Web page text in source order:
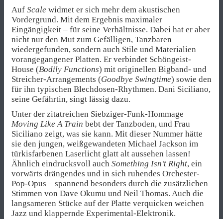
Auf Scale widmet er sich mehr dem akustischen
Vordergrund. Mit dem Ergebnis maximaler
Eingängigkeit – für seine Verhältnisse. Dabei hat er aber
nicht nur den Mut zum Gefälligen, Tanzbaren
wiedergefunden, sondern auch Stile und Materialien
vorangegangener Platten. Er verbindet Schöngeist-
House (Bodily Functions) mit originellen Bigband- und
Streicher-Arrangements (Goodbye Swingtime) sowie den
für ihn typischen Blechdosen-Rhythmen. Dani Siciliano,
seine Gefährtin, singt lässig dazu.
Unter der zitatreichen Siebziger-Funk-Hommage
Moving Like A Train bebt der Tanzboden, und Frau
Siciliano zeigt, was sie kann. Mit dieser Nummer hätte
sie den jungen, weißgewandeten Michael Jackson im
türkisfarbenen Laserlicht glatt alt aussehen lassen!
Ähnlich eindrucksvoll auch Something Isn’t Right, ein
vorwärts drängendes und in sich ruhendes Orchester-
Pop-Opus – spannend besonders durch die zusätzlichen
Stimmen von Dave Okumu und Neil Thomas. Auch die
langsameren Stücke auf der Platte verquicken weichen
Jazz und klappernde Experimental-Elektronik.